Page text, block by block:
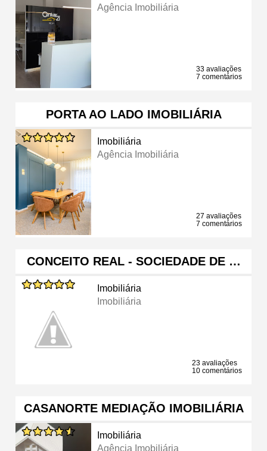
Agência Imobiliária
33 avaliações
7 comentários
PORTA AO LADO IMOBILIÁRIA
Imobiliária
Agência Imobiliária
27 avaliações
7 comentários
CONCEITO REAL - SOCIEDADE DE …
Imobiliária
Imobiliária
23 avaliações
10 comentários
CASANORTE MEDIAÇÃO IMOBILIÁRIA
Imobiliária
Agência Imobiliária